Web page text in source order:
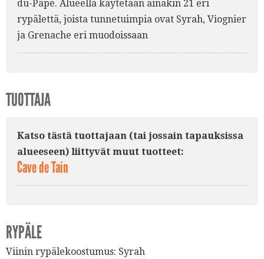
du-Pape. Alueella käytetään ainakin 21 eri
rypälettä, joista tunnetuimpia ovat Syrah, Viognier
ja Grenache eri muodoissaan
TUOTTAJA
Katso tästä tuottajaan (tai jossain tapauksissa
alueeseen) liittyvät muut tuotteet:
Cave de Tain
RYPÄLE
Viinin rypälekoostumus: Syrah